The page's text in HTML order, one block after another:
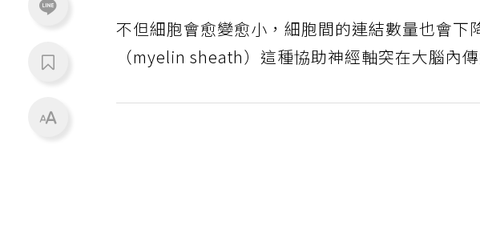
不但細胞會愈變愈小，細胞間的連結數量也會下
（myelin sheath）這種協助神經軸突在大腦內